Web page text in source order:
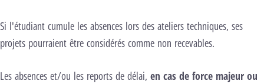
Si l'étudiant cumule les absences lors des ateliers techniques, ses
projets pourraient être considérés comme non recevables.
Les absences et/ou les reports de délai, en cas de force majeur ou